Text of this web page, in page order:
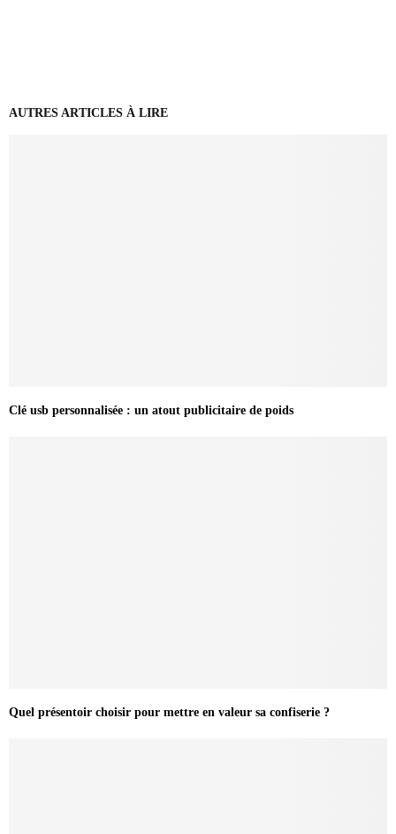
AUTRES ARTICLES À LIRE
Clé usb personnalisée : un atout publicitaire de poids
Quel présentoir choisir pour mettre en valeur sa confiserie ?